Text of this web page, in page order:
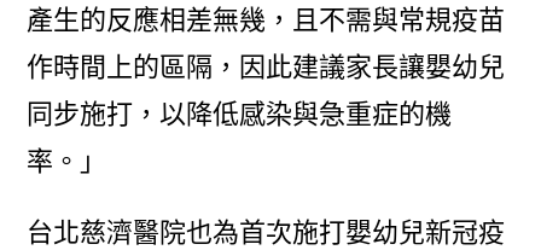
產生的反應相差無幾，且不需與常規疫苗
作時間上的區隔，因此建議家長讓嬰幼兒
同步施打，以降低感染與急重症的機
率。」
台北慈濟醫院也為首次施打嬰幼兒新冠疫